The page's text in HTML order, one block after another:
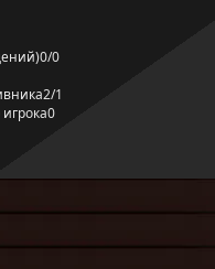
0/0
2/1
0